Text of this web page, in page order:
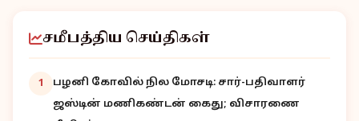
சமீபத்திய செய்திகள்
1
பழனி கோவில் நில மோசடி: சார்-பதிவாளர்
ஜஸ்டின் மணிகண்டன் கைது; விசாரணை